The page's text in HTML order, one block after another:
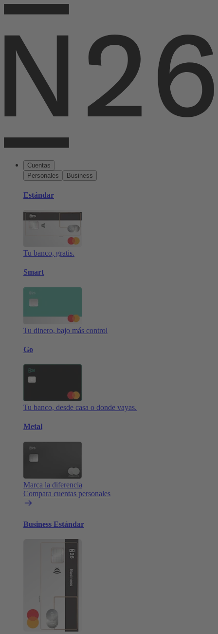
Cuentas
Personales
Business
Estándar
Tu banco, gratis.
Smart
Tu dinero, bajo más control
Go
Tu banco, desde casa o donde vayas.
Metal
Marca la diferencia
Compara cuentas personales
Business Estándar